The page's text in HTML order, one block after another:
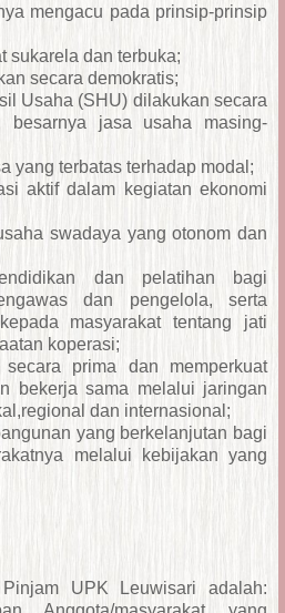
mengacu pada prinsip-prinsip
sukarela dan terbuka;
secara demokratis;
Usaha (SHU) dilakukan secara
besarnya jasa usaha masing-
yang terbatas terhadap modal;
aktif dalam kegiatan ekonomi
swadaya yang otonom dan
dan pelatihan bagi
dan pengelola, serta
masyarakat tentang jati
koperasi;
secara prima dan memperkuat
bekerja sama melalui jaringan
dan internasional;
yang berkelanjutan bagi
melalui kebijakan yang
UPK Leuwisari adalah: